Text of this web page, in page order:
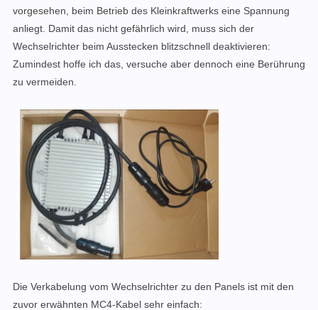
vorgesehen, beim Betrieb des Kleinkraftwerks eine Spannung
anliegt. Damit das nicht gefährlich wird, muss sich der
Wechselrichter beim Ausstecken blitzschnell deaktivieren:
Zumindest hoffe ich das, versuche aber dennoch eine Berührung
zu vermeiden.
Die Verkabelung vom Wechselrichter zu den Panels ist mit den
zuvor erwähnten MC4-Kabel sehr einfach: